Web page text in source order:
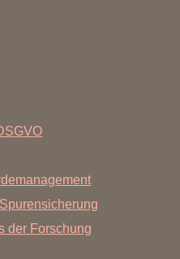
der Forschung